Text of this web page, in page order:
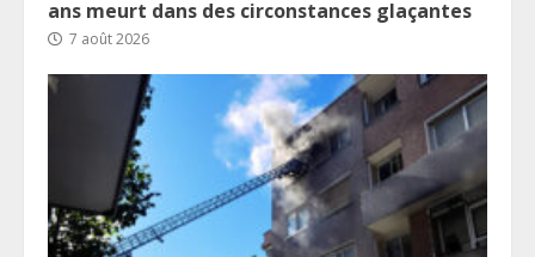
ans meurt dans des circonstances glaçantes
7 août 2026